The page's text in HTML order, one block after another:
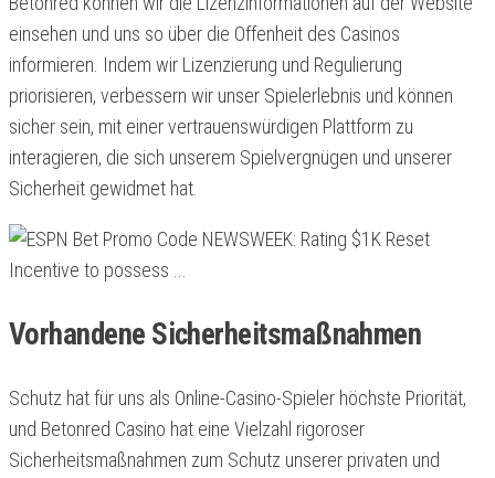
einsehen und uns so über die Offenheit des Casinos
informieren. Indem wir Lizenzierung und Regulierung
priorisieren, verbessern wir unser Spielerlebnis und können
sicher sein, mit einer vertrauenswürdigen Plattform zu
interagieren, die sich unserem Spielvergnügen und unserer
Sicherheit gewidmet hat.
Vorhandene Sicherheitsmaßnahmen
Schutz hat für uns als Online-Casino-Spieler höchste Priorität,
und Betonred Casino hat eine Vielzahl rigoroser
Sicherheitsmaßnahmen zum Schutz unserer privaten und